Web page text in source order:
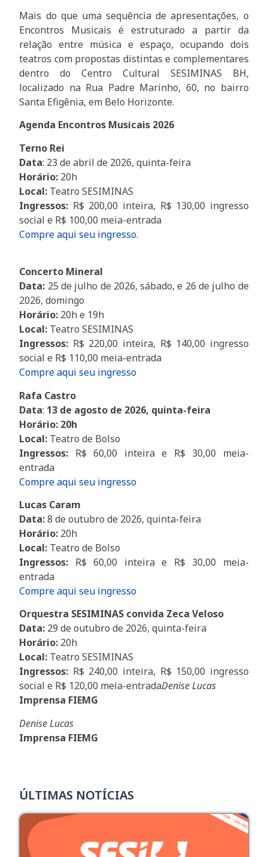
Mais do que uma sequência de apresentações, o
Encontros Musicais é estruturado a partir da
relação entre música e espaço, ocupando dois
teatros com propostas distintas e complementares
dentro do Centro Cultural SESIMINAS BH,
localizado na Rua Padre Marinho, 60, no bairro
Santa Efigênia, em Belo Horizonte.
Agenda Encontros Musicais 2026
Terno Rei
Data: 23 de abril de 2026, quinta-feira
Horário: 20h
Local: Teatro SESIMINAS
Ingressos: R$ 200,00 inteira, R$ 130,00 ingresso
social e R$ 100,00 meia-entrada
Compre aqui seu ingresso.
Concerto Mineral
Data: 25 de julho de 2026, sábado, e 26 de julho de
2026, domingo
Horário: 20h e 19h
Local: Teatro SESIMINAS
Ingressos: R$ 220,00 inteira, R$ 140,00 ingresso
social e R$ 110,00 meia-entrada
Compre aqui seu ingresso
Rafa Castro
Data: 13 de agosto de 2026, quinta-feira
Horário: 20h
Local: Teatro de Bolso
Ingressos: R$ 60,00 inteira e R$ 30,00 meia-
entrada
Compre aqui seu ingresso
Lucas Caram
Data:8 de outubro de 2026, quinta-feira
Horário: 20h
Local: Teatro de Bolso
Ingressos: R$ 60,00 inteira e R$ 30,00 meia-
entrada
Compre aqui seu ingresso
Orquestra SESIMINAS convida Zeca Veloso
Data: 29 de outubro de 2026, quinta-feira
Horário: 20h
Local: Teatro SESIMINAS
Ingressos: R$ 240,00 inteira, R$ 150,00 ingresso
social e R$ 120,00 meia-entradaDenise Lucas
Imprensa FIEMG
Denise Lucas
Imprensa FIEMG
ÚLTIMAS NOTÍCIAS